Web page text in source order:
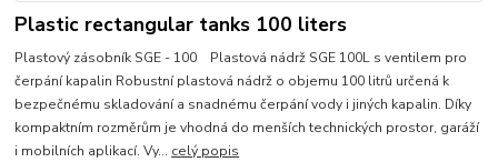
Plastic rectangular tanks 100 liters
Plastový zásobník SGE - 100 Plastová nádrž SGE 100L s ventilem pro
čerpání kapalin Robustní plastová nádrž o objemu 100 litrů určená k
bezpečnému skladování a snadnému čerpání vody i jiných kapalin. Díky
kompaktním rozměrům je vhodná do menších technických prostor, garáží
i mobilních aplikací. Vy... celý popis